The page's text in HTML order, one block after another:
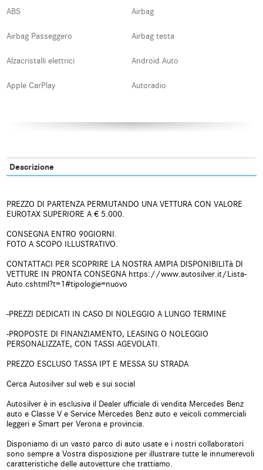
ABS Airbag
Airbag Passeggero Airbag testa
Alzacristalli elettrici Android Auto
Apple CarPlay Autoradio
Carica per smartphone a
induzione
Cerchi in lega
chiave
Climatizzatore automatico, 2 zone
Cruise Control ESP
Monitoraggio pressione
pneumatici
MP3
Schermo multifunzione
Sedili riscaldati
Descrizione
PREZZO DI PARTENZA PERMUTANDO UNA VETTURA CON VALORE
EUROTAX SUPERIORE A € 5.000.
CONSEGNA ENTRO 90GIORNI.
FOTO A SCOPO ILLUSTRATIVO.
CONTATTACI PER SCOPRIRE LA NOSTRA AMPIA DISPONIBILITà DI
VETTURE IN PRONTA CONSEGNA https://www.autosilver.it/Lista-
Auto.cshtml?t=1#tipologie=nuovo
-PREZZI DEDICATI IN CASO DI NOLEGGIO A LUNGO TERMINE
-PROPOSTE DI FINANZIAMENTO, LEASING O NOLEGGIO
PERSONALIZZATE, CON TASSI AGEVOLATI.
PREZZO ESCLUSO TASSA IPT E MESSA SU STRADA
Cerca Autosilver sul web e sui social
Autosilver è in esclusiva il Dealer ufficiale di vendita Mercedes Benz
auto e Classe V e Service Mercedes Benz auto e veicoli commerciali
leggeri e Smart per Verona e provincia.
Disponiamo di un vasto parco di auto usate e i nostri collaboratori
sono sempre a Vostra disposizione per illustrare tutte le innumerevoli
caratteristiche delle autovetture che trattiamo.